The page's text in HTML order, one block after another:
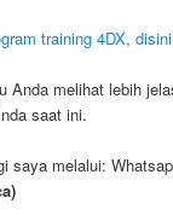
training 4DX,
Anda melihat lebih
saat ini.
saya melalui: